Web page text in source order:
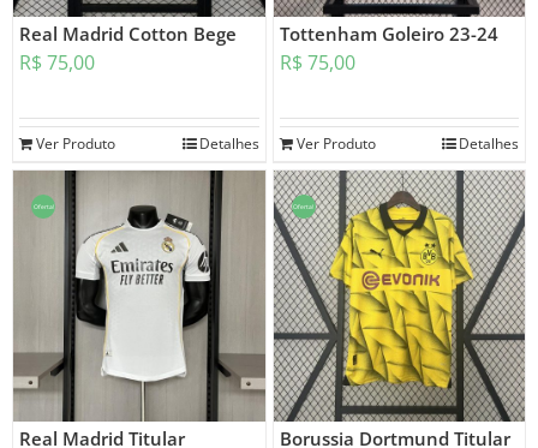
Real Madrid Cotton Bege
R$ 75,00
Ver Produto Detalhes
Tottenham Goleiro 23-24
R$ 75,00
Ver Produto Detalhes
Oferta!
Real Madrid Titular
Oferta!
Borussia Dortmund Titular